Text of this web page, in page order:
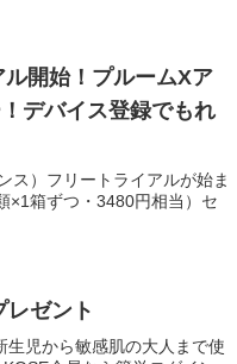
開始！プルームXア
デバイス登録でもれ
ス）フリートライアルが始ま
×1箱ずつ・3480円相当）セ
ゼント
児から敏感肌の大人まで使